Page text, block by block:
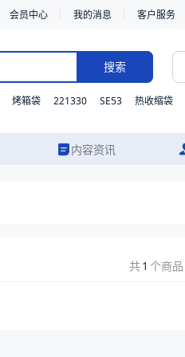
会员中心 我的消息 客户服务
搜索
烤箱袋 221330 SE53 热收缩袋
内容资讯
共1 个商品